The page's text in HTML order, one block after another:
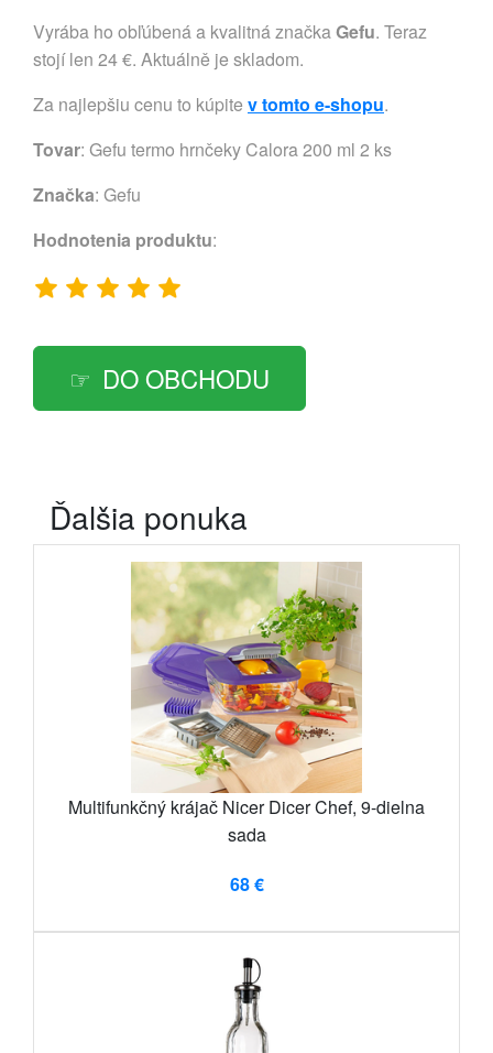
Vyrába ho obľúbená a kvalitná značkaGefu. Teraz
stojí len 24 €. Aktuálně je skladom.
Za najlepšiu cenu to kúpite v tomto e-shopu.
Tovar: Gefu termo hrnčeky Calora 200 ml 2 ks
Značka: Gefu
Hodnotenia produktu:
DO OBCHODU
Ďalšia ponuka
Multifunkčný krájač Nicer Dicer Chef, 9-dielna
sada
68 €